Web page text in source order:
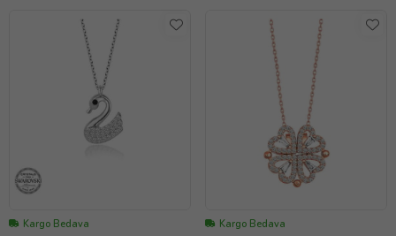
Kargo Bedava Kargo Bedava